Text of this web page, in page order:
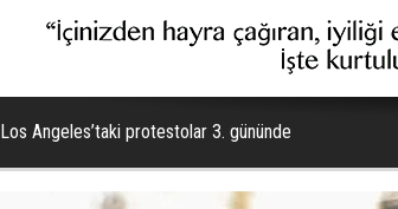
Los Angeles’taki protestolar 3. gününde